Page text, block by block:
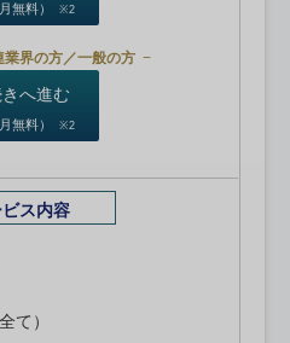
無料） ※2
業界の方／一般の方
へ進む
無料） ※2
ス内容
て）